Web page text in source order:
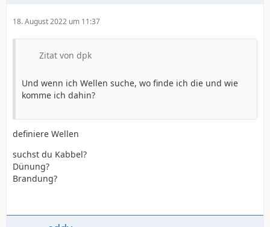
18. August 2022 um 11:37
Zitat von dpk
Und wenn ich Wellen suche, wo finde ich die und wie
komme ich dahin?
definiere Wellen
suchst du Kabbel?
Dünung?
Brandung?